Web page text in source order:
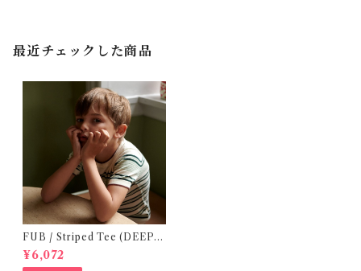
最近チェックした商品
FUB / Striped Tee (DEEP G
REEN)
¥6,072